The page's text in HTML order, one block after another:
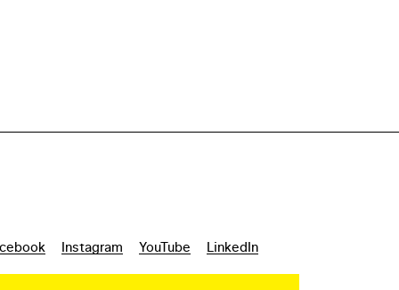
Instagram YouTube LinkedIn